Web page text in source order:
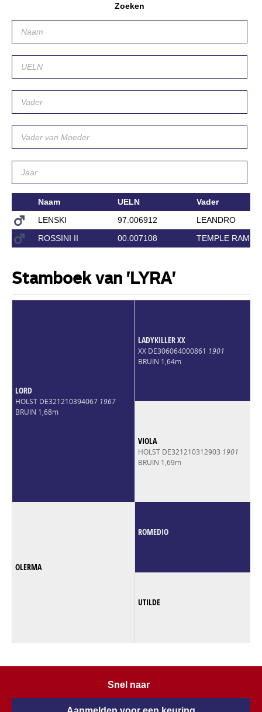
Zoeken
Naam UELN
Vader
LENSKI
97.006912
LEANDRO
ROSSINI II
00.007108 TEMPLE
Stamboek van 'LYRA'
LORD
HOLST DE321210394067 1967
BRUIN 1,68m
LADYKILLER XX
XX DE306064000861 1901
BRUIN 1,64m
VIOLA
HOLST DE321210312903 1901
BRUIN 1,69m
OLERMA
ROMEDIO
UTILDE
Snel naar